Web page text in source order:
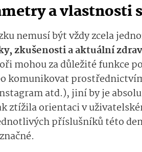
a vlastnosti
nemusí být vždy zcela
zkušenosti a aktuální
mohou za důležité funkce
komunikovat
atd.), jiní by je
ztížila orientaci v
příslušníků této